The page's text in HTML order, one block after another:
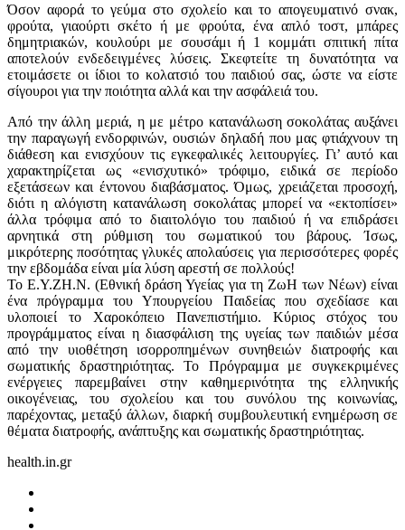
Όσον αφορά το γεύμα στο σχολείο και το απογευματινό σνακ,
φρούτα, γιαούρτι σκέτο ή με φρούτα, ένα απλό τοστ, μπάρες
δημητριακών, κουλούρι με σουσάμι ή 1 κομμάτι σπιτική πίτα
αποτελούν ενδεδειγμένες λύσεις. Σκεφτείτε τη δυνατότητα να
ετοιμάσετε οι ίδιοι το κολατσιό του παιδιού σας, ώστε να είστε
σίγουροι για την ποιότητα αλλά και την ασφάλειά του.
Από την άλλη μεριά, η με μέτρο κατανάλωση σοκολάτας αυξάνει
την παραγωγή ενδορφινών, ουσιών δηλαδή που μας φτιάχνουν τη
διάθεση και ενισχύουν τις εγκεφαλικές λειτουργίες. Γι’ αυτό και
χαρακτηρίζεται ως «ενισχυτικό» τρόφιμο, ειδικά σε περίοδο
εξετάσεων και έντονου διαβάσματος. Όμως, χρειάζεται προσοχή,
διότι η αλόγιστη κατανάλωση σοκολάτας μπορεί να «εκτοπίσει»
άλλα τρόφιμα από το διαιτολόγιο του παιδιού ή να επιδράσει
αρνητικά στη ρύθμιση του σωματικού του βάρους. Ίσως,
μικρότερης ποσότητας γλυκές απολαύσεις για περισσότερες φορές
την εβδομάδα είναι μία λύση αρεστή σε πολλούς!
To E.Y.ZH.N. (Εθνική δράση Υγείας για τη ΖωΗ των Νέων) είναι
ένα πρόγραμμα του Υπουργείου Παιδείας που σχεδίασε και
υλοποιεί το Χαροκόπειο Πανεπιστήμιο. Κύριος στόχος του
προγράμματος είναι η διασφάλιση της υγείας των παιδιών μέσα
από την υιοθέτηση ισορροπημένων συνηθειών διατροφής και
σωματικής δραστηριότητας. Το Πρόγραμμα με συγκεκριμένες
ενέργειες παρεμβαίνει στην καθημερινότητα της ελληνικής
οικογένειας, του σχολείου και του συνόλου της κοινωνίας,
παρέχοντας, μεταξύ άλλων, διαρκή συμβουλευτική ενημέρωση σε
θέματα διατροφής, ανάπτυξης και σωματικής δραστηριότητας.
health.in.gr